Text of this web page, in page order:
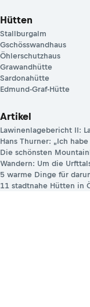
Hütten
Stallburgalm
Gschösswandhaus
Öhlerschutzhaus
Grawandhütte
Sardonahütte
Edmund-Graf-Hütte
Artikel
Lawinenlagebericht II:
Hans Thurner: „Ich
Die schönsten
Wandern: Um die
5 warme Dinge für
11 stadtnahe Hütten in